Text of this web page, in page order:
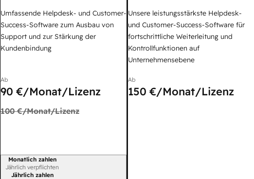
Umfassende Helpdesk- und Customer-
Success-Software zum Ausbau von
Support und zur Stärkung der
Kundenbindung
Ab
90 €/Monat/Lizenz
100 €/Monat/Lizenz
Abrechnungszeitraum
Monatlich zahlen
Jährlich verpflichten
Jährlich zahlen
Unsere leistungsstärkste Helpdesk-
und Customer-Success-Software für
fortschrittliche Weiterleitung und
Kontrollfunktionen auf
Unternehmensebene
Ab
150 €/Monat/Lizenz